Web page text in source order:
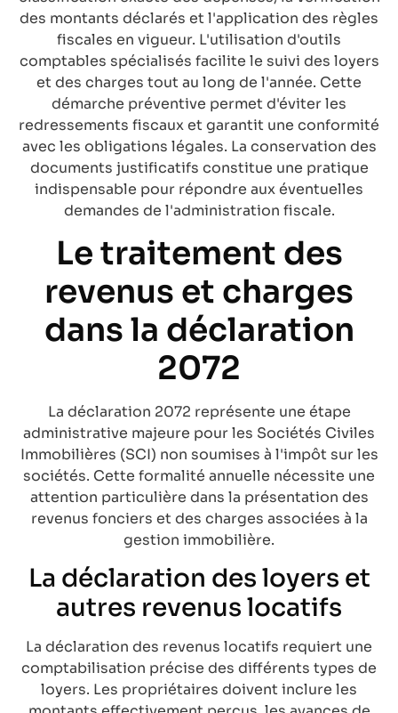
des montants déclarés et l'application des règles
fiscales en vigueur. L'utilisation d'outils
comptables spécialisés facilite le suivi des loyers
et des charges tout au long de l'année. Cette
démarche préventive permet d'éviter les
redressements fiscaux et garantit une conformité
avec les obligations légales. La conservation des
documents justificatifs constitue une pratique
indispensable pour répondre aux éventuelles
demandes de l'administration fiscale.
Le traitement des
revenus et charges
dans la déclaration
2072
La déclaration 2072 représente une étape
administrative majeure pour les Sociétés Civiles
Immobilières (SCI) non soumises à l'impôt sur les
sociétés. Cette formalité annuelle nécessite une
attention particulière dans la présentation des
revenus fonciers et des charges associées à la
gestion immobilière.
La déclaration des loyers et
autres revenus locatifs
La déclaration des revenus locatifs requiert une
comptabilisation précise des différents types de
loyers. Les propriétaires doivent inclure les